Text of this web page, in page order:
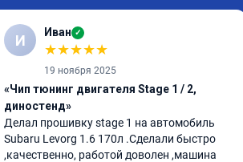
И Иван ✓
★★★★★
19 ноября 2025
«Чип тюнинг двигателя Stage 1 / 2,
диностенд»
Делал прошивку stage 1 на автомобиль
Subaru Levorg 1.6 170л .Сделали быстро
,качественно, работой доволен ,машина